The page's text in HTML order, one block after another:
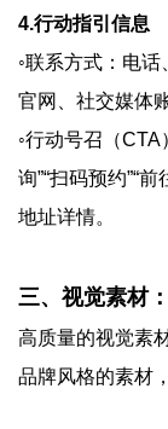
4.行动指引信息
◦联系方式：电话
官网、社交媒体
◦行动号召（
询”“扫码预约”“
地址详情。
三、视觉素材
高质量的视觉素
品牌风格的素材